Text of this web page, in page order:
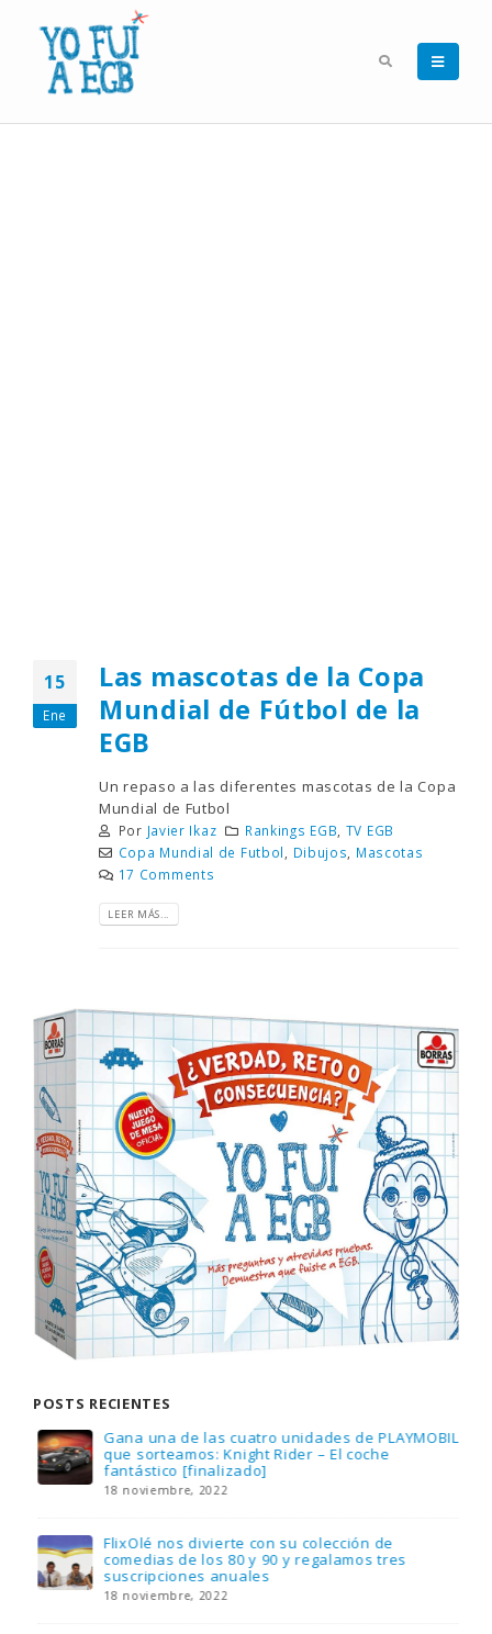
15
Ene
Las mascotas de la Copa
Mundial de Fútbol de la
EGB
Un repaso a las diferentes mascotas de la Copa
Mundial de Futbol
Por Javier Ikaz Rankings EGB TV EGB
Copa Mundial de Futbol
Dibujos
Mascotas
17 Comments
LEER MÁS...
POSTS RECIENTES
Gana una de las cuatro unidades de PLAYMOBIL
que sorteamos: Knight Rider – El coche
fantástico [finalizado]
18 noviembre, 2022
FlixOlé nos divierte con su colección de
comedias de los 80 y 90 y regalamos tres
suscripciones anuales
18 noviembre, 2022